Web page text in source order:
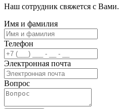
Наш сотрудник свяжется с Вами.
Имя и фамилия
Телефон
Электронная почта
Вопрос